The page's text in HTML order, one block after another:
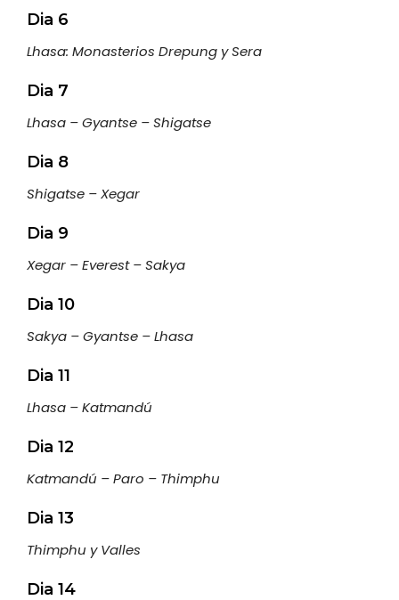
Dia 6
Lhasa: Monasterios Drepung y Sera
Dia 7
Lhasa – Gyantse – Shigatse
Dia 8
Shigatse – Xegar
Dia 9
Xegar – Everest – Sakya
Dia 10
Sakya – Gyantse – Lhasa
Dia 11
Lhasa – Katmandú
Dia 12
Katmandú – Paro – Thimphu
Dia 13
Thimphu y Valles
Dia 14